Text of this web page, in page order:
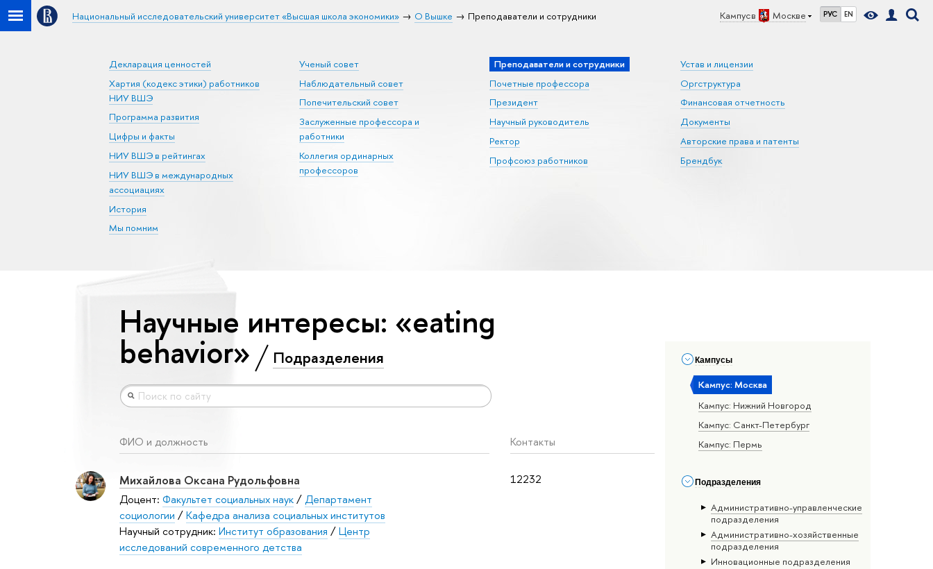
Кампус в Москве РУС EN
Национальный исследовательский университет «Высшая школа экономики» О Вышке Преподаватели и сотрудники
Декларация ценностей
Хартия (кодекс этики) работников
НИУ ВШЭ
Программа развития
Цифры и факты
НИУ ВШЭ в рейтингах
НИУ ВШЭ в международных
ассоциациях
История
Мы помним
Ученый совет
Наблюдательный совет
Попечительский совет
Заслуженные профессора и
работники
Коллегия ординарных
профессоров
Преподаватели и сотрудники
Почетные профессора
Президент
Научный руководитель
Ректор
Профсоюз работников
Устав и лицензии
Оргструктура
Финансовая отчетность
Документы
Авторские права и патенты
Брендбук
Кампусы
Кампус: Москва
Кампус: Нижний Новгород
Кампус: Санкт-Петербург
Кампус: Пермь
Подразделения
Административно-управленческие
подразделения
Административно-хозяйственные
подразделения
Инновационные подразделения
Научные интересы: «eating
behavior» Подразделения
ФИО и должность Контакты
12232
Михайлова Оксана Рудольфовна
Доцент: Факультет социальных наук/Департамент
социологии /Кафедра анализа социальных институтов
Научный сотрудник: Институт образования /Центр
исследований современного детства